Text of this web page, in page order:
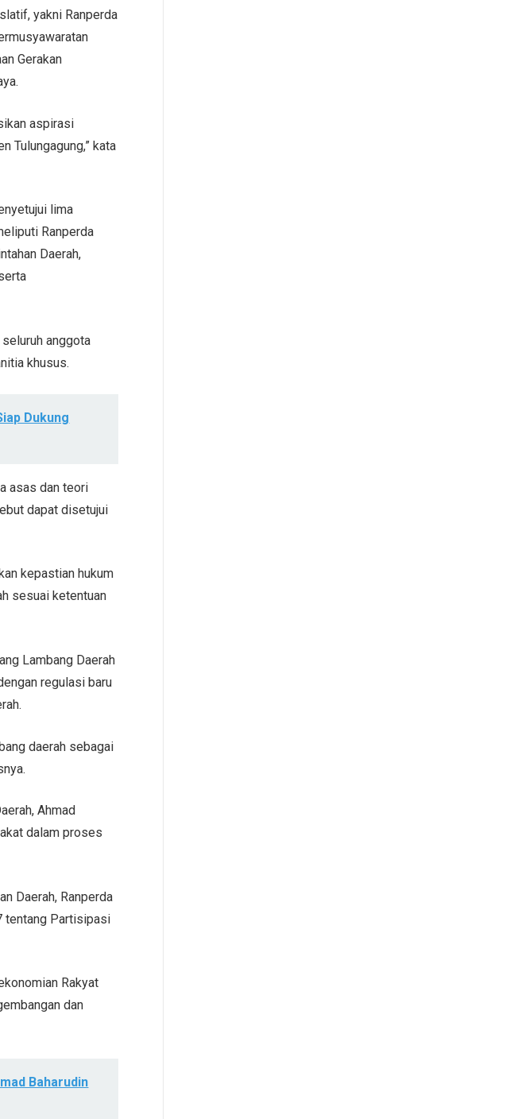
yakni Ranperda
Gerakan
aspirasi
Tulungagung,” kata
lima
Ranperda
Daerah,
anggota
khusus.
Dukung
asas dan teori
dapat disetujui
kepastian hukum
sesuai ketentuan
Lambang Daerah
regulasi baru
daerah sebagai
Ahmad
dalam proses
Daerah, Ranperda
tentang Partisipasi
Rakyat
dan
Baharudin